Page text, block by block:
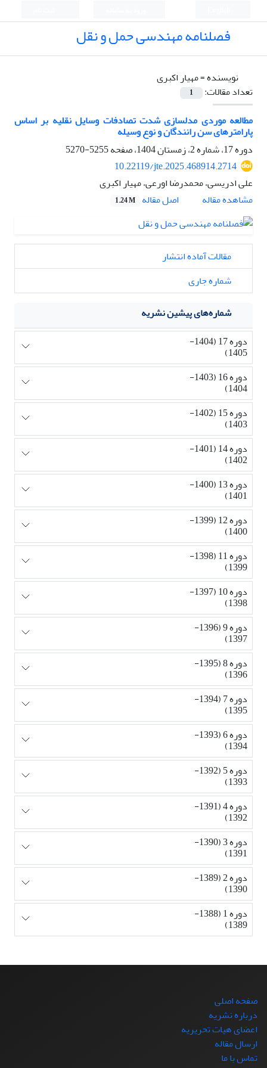
فصلنامه مهندسی حمل و نقل
نویسنده =مهیار اکبری
تعداد مقالات:
1
مطالعه موردی مدلسازی شدت تصادفات وسایل نقلیه بر اساس
پارامترهای سن رانندگان و نوع وسیله
دوره 17، شماره 2، زمستان 1404، صفحه
5255-5270
10.22119/jte.2025.468914.2714
علی ادریسی، محمدرضا اورعی، مهیار اکبری
مشاهده مقاله
اصل مقاله 1.24 M
مقالات آماده انتشار
شماره جاری
شماره‌های پیشین نشریه
دوره 17 (1404-
1405)
دوره 16 (1403-
1404)
دوره 15 (1402-
1403)
دوره 14 (1401-
1402)
دوره 13 (1400-
1401)
دوره 12 (1399-
1400)
دوره 11 (1398-
1399)
دوره 10 (1397-
1398)
دوره 9 (1396-
1397)
دوره 8 (1395-
1396)
دوره 7 (1394-
1395)
دوره 6 (1393-
1394)
دوره 5 (1392-
1393)
دوره 4 (1391-
1392)
دوره 3 (1390-
1391)
دوره 2 (1389-
1390)
دوره 1 (1388-
1389)
صفحه اصلی
درباره نشریه
اعضای هیات تحریریه
ارسال مقاله
تماس با ما